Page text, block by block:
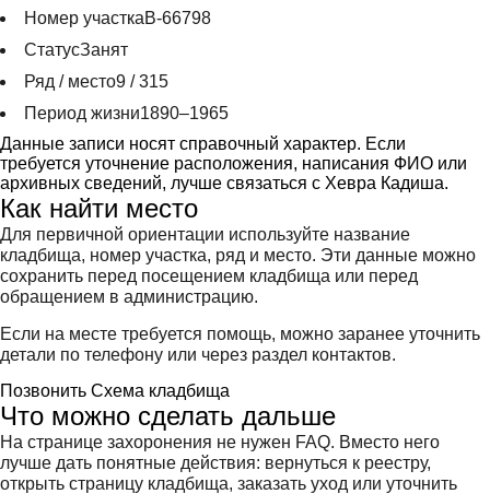
Номер участкаВ-66798
СтатусЗанят
Ряд / место9 / 315
Период жизни1890–1965
Данные записи носят справочный характер. Если
требуется уточнение расположения, написания ФИО или
архивных сведений, лучше связаться с Хевра Кадиша.
Как найти место
Для первичной ориентации используйте название
кладбища, номер участка, ряд и место. Эти данные можно
сохранить перед посещением кладбища или перед
обращением в администрацию.
Если на месте требуется помощь, можно заранее уточнить
детали по телефону или через раздел контактов.
Позвонить Схема кладбища
Что можно сделать дальше
На странице захоронения не нужен FAQ. Вместо него
лучше дать понятные действия: вернуться к реестру,
открыть страницу кладбища, заказать уход или уточнить